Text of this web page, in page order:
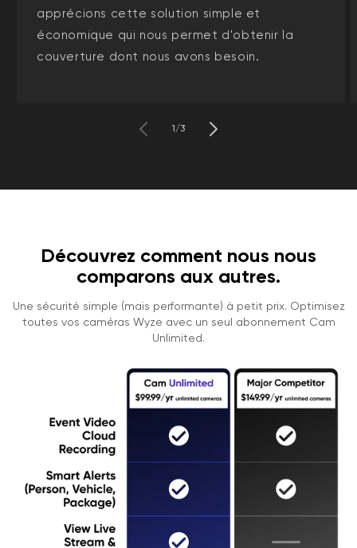
apprécions cette solution simple et
économique qui nous permet d'obtenir la
couverture dont nous avons besoin.
1/de
3
Découvrez comment nous nous
comparons aux autres.
Une sécurité simple (mais performante) à petit prix. Optimisez
toutes vos caméras Wyze avec un seul abonnement Cam
Unlimited.